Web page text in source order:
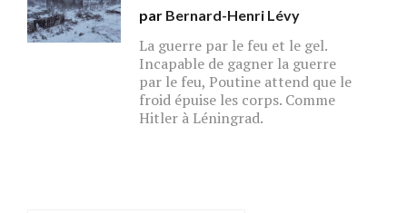
par Bernard-Henri Lévy
La guerre par le feu et le gel.
Incapable de gagner la guerre
par le feu, Poutine attend que le
froid épuise les corps. Comme
Hitler à Léningrad.